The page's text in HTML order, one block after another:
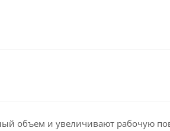
объем и увеличивают рабочую